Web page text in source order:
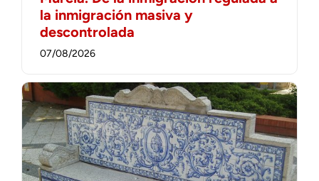
la inmigración masiva y
descontrolada
07/08/2026